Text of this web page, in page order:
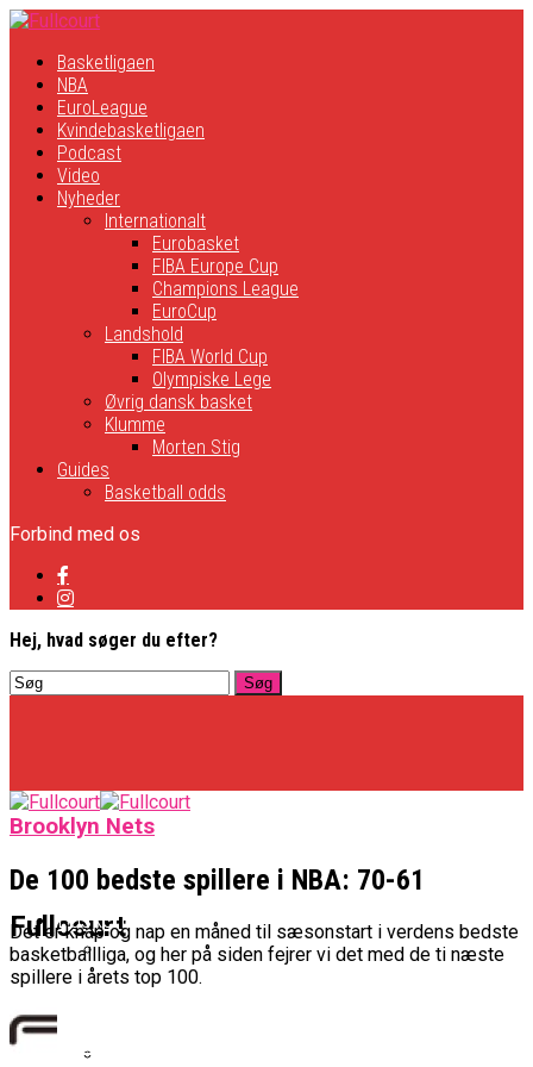
Basketligaen
NBA
EuroLeague
Kvindebasketligaen
Podcast
Video
Nyheder
Internationalt
Eurobasket
FIBA Europe Cup
Champions League
EuroCup
Landshold
FIBA World Cup
Olympiske Lege
Øvrig dansk basket
Klumme
Morten Stig
Guides
Basketball odds
Forbind med os
Hej, hvad søger du efter?
Fullcourt
Basketligaen
NBA
Brooklyn Nets
De 100 bedste spillere i NBA: 70-61
Det er knap og nap en måned til sæsonstart i verdens bedste
basketballliga, og her på siden fejrer vi det med de ti næste
spillere i årets top 100.